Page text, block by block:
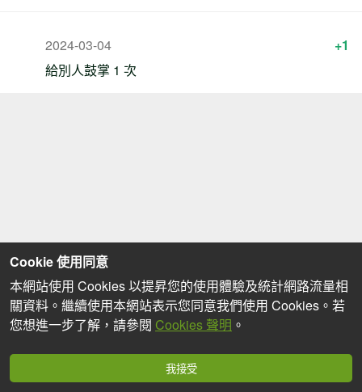
2024-03-04
+1
給別人鼓掌 1 次
Cookie 使用同意
本網站使用 Cookies 以提昇您的使用體驗及統計網路流量相
關資料。繼續使用本網站表示您同意我們使用 Cookies。若
您想進一步了解，請參閱 Cookies 聲明 。
我接受